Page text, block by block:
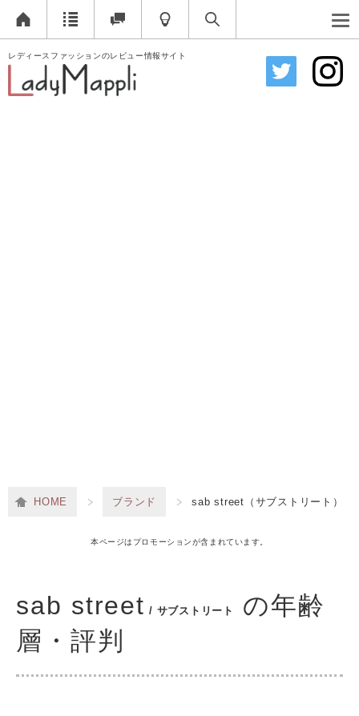
レディースファッションのレビュー情報サイト
HOME ブランド sab street（サブストリート）
本ページはプロモーションが含まれています。
sab street / サブストリート
の年齢
層・評判